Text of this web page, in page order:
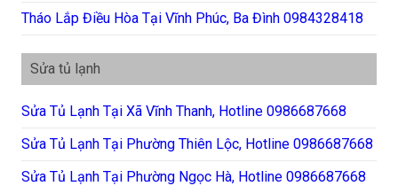
Tháo Lắp Điều Hòa Tại Vĩnh Phúc, Ba Đình 0984328418
Sửa tủ lạnh
Sửa Tủ Lạnh Tại Xã Vĩnh Thanh, Hotline 0986687668
Sửa Tủ Lạnh Tại Phường Thiên Lộc, Hotline 0986687668
Sửa Tủ Lạnh Tại Phường Ngọc Hà, Hotline 0986687668